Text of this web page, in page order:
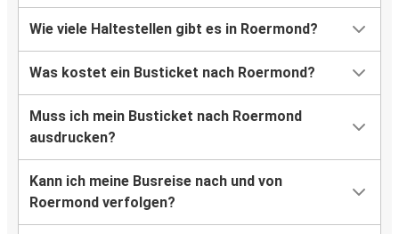
Roermond
Luxemburg
Roermond
Roermond
Frankfurt
Bochum
Roermond
Wie viele Haltestellen gibt es in Roermond?
Was kostet ein Busticket nach Roermond?
Muss ich mein Busticket nach Roermond
ausdrucken?
Kann ich meine Busreise nach und von
Roermond verfolgen?